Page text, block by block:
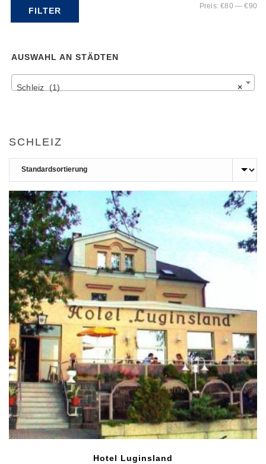
SCHLEIZ
Hotel Luginsland
FILTER Preis:€80 —€90
AUSWAHL AN STÄDTEN
×
Schleiz (1)